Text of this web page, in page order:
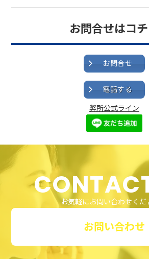
お問合せはコ
お問合せ
電話する
弊所公式ライン
お気軽にお問い合わせくだ
お問い合わせ